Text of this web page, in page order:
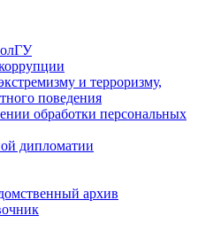
и терроризму,
поведения
обработки персональных
дипломатии
архив